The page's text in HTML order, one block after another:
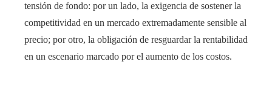
tensión de fondo: por un lado, la exigencia de sostener la
competitividad en un mercado extremadamente sensible al
precio; por otro, la obligación de resguardar la rentabilidad
en un escenario marcado por el aumento de los costos.